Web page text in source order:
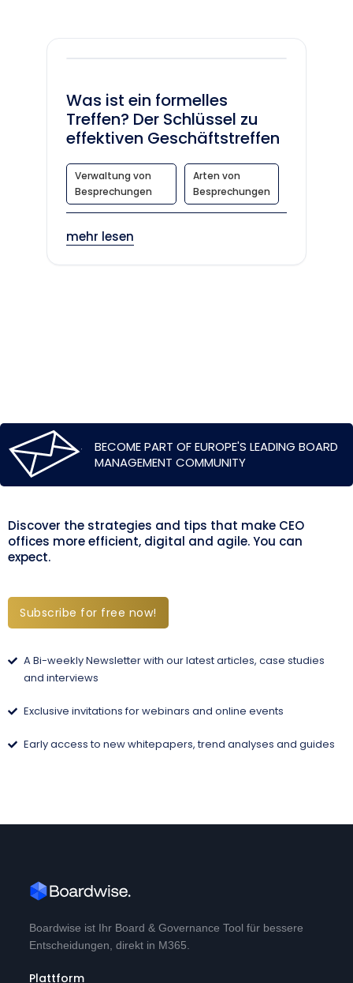
Was ist ein formelles
Treffen? Der Schlüssel zu
effektiven Geschäftstreffen
Verwaltung von
Besprechungen
Arten von
Besprechungen
mehr lesen
BECOME PART OF EUROPE'S LEADING BOARD
MANAGEMENT COMMUNITY
Discover the strategies and tips that make CEO
offices more efficient, digital and agile. You can
expect.
Subscribe for free now!
A Bi-weekly Newsletter with our latest articles, case studies
and interviews
Exclusive invitations for webinars and online events
Early access to new whitepapers, trend analyses and guides
Boardwise ist Ihr Board & Governance Tool für bessere
Entscheidungen, direkt in M365.
Plattform